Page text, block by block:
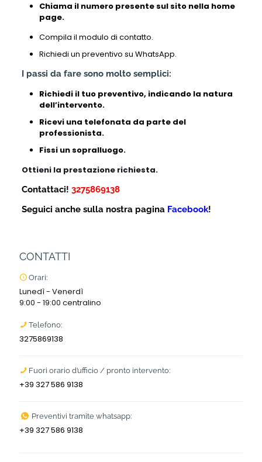
Chiama il numero presente sul sito nella home
page.
Compila il modulo di contatto.
Richiedi un preventivo su WhatsApp.
I passi da fare sono molto semplici:
Richiedi il tuo preventivo, indicando la natura
dell’intervento.
Ricevi una telefonata da parte del
professionista.
Fissi un sopralluogo.
Ottieni la prestazione richiesta.
Contattaci! 3275869138
Seguici anche sulla nostra pagina Facebook!
CONTATTI
Orari:
Lunedì - Venerdì
9:00 - 19:00 centralino
Telefono:
3275869138
Fuori orario d’ufficio / pronto intervento:
+39 327 586 9138
Preventivi tramite whatsapp:
+39 327 586 9138